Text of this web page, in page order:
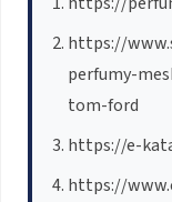
https://
perfumy-
tom-ford
https://e-
https://